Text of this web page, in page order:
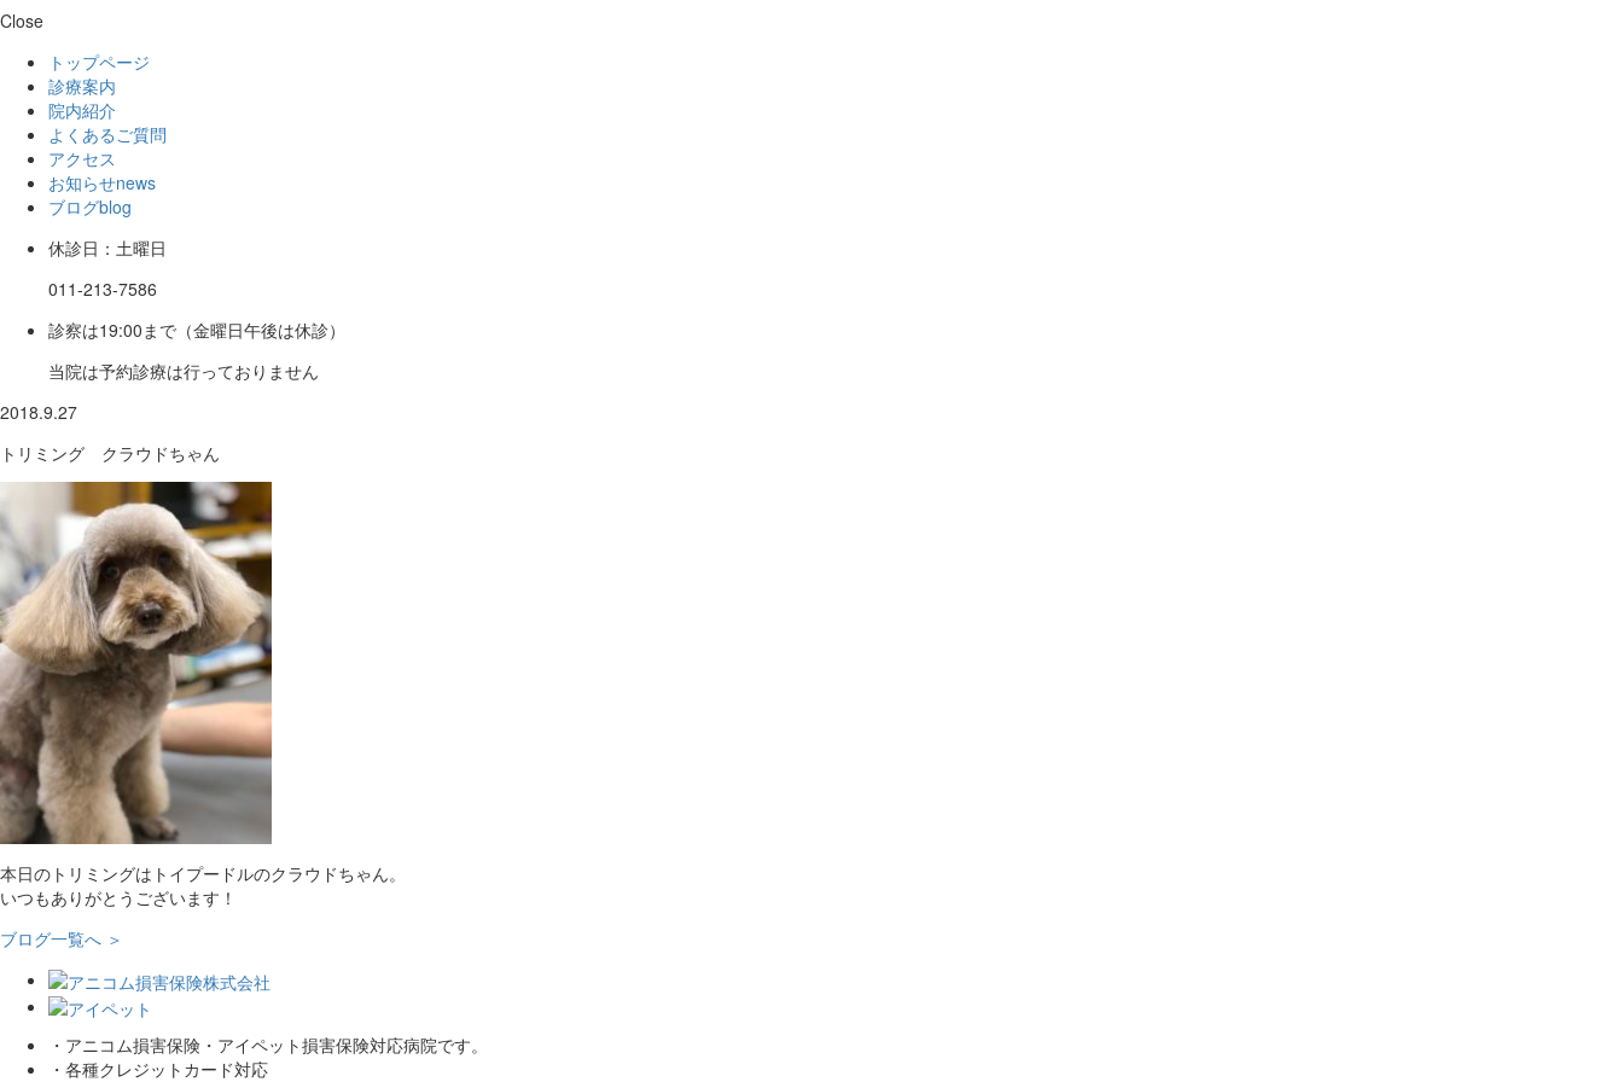
Close
トップページ
診療案内
院内紹介
よくあるご質問
アクセス
お知らせnews
ブログblog
休診日：土曜日
011-213-7586
診察は19:00まで（金曜日午後は休診）
当院は予約診療は行っておりません
2018.9.27
トリミング クラウドちゃん
本日のトリミングはトイプードルのクラウドちゃん。
いつもありがとうございます！
ブログ一覧へ ＞
・アニコム損害保険・アイペット損害保険対応病院です。
・各種クレジットカード対応